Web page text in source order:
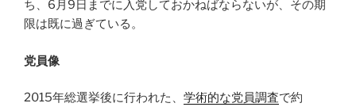
ち、6月9日までに入党しておかねばならないが、その期
限は既に過ぎている。
党員像
2015年総選挙後に行われた、 学術的な党員調査で約